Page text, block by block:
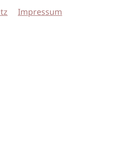
Impressum